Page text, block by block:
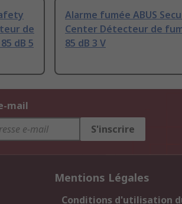
de
dB 5
Alarme fumée ABUS
Center Détecteur de
85 dB 3 V
mail
S'inscrire
Mentions Légales
Conditions d'utilisation